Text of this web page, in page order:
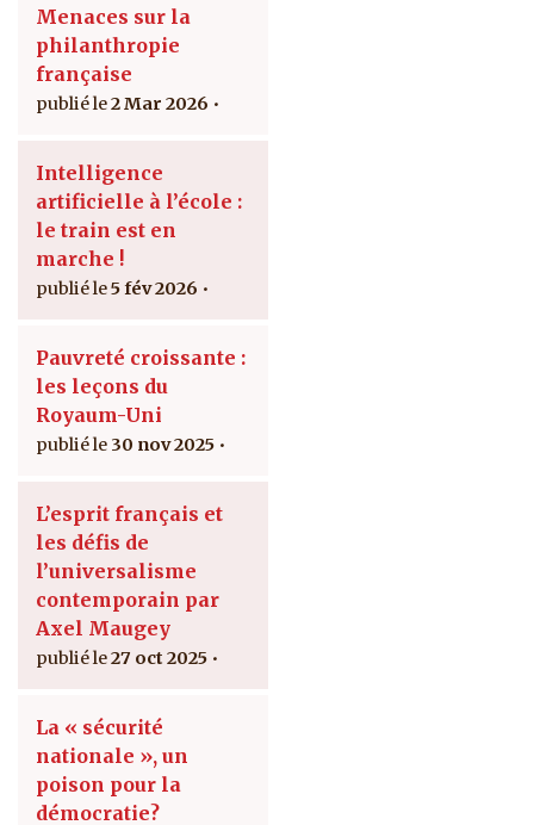
Menaces sur la
philanthropie
française
2 Mar 2026
Intelligence
artificielle à l’école :
le train est en
marche !
5 fév 2026
Pauvreté croissante :
les leçons du
Royaum-Uni
30 nov 2025
L’esprit français et
les défis de
l’universalisme
contemporain par
Axel Maugey
27 oct 2025
La « sécurité
nationale », un
poison pour la
démocratie?